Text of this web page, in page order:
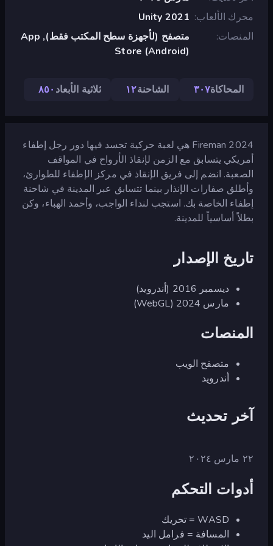
محرك الألعاب Unity 2021
المنصات
متصفح (لأجهزة سطح المكتب فقط), App
Store (Android)
المحاكاة٣٠٧ الشاحنة١٢ ثلاثية الأبعاد ٨٥٠
Fireman 2024 هي لعبة حركية تجسد فيها دور رجل إطفاء
أمريكي يتسابق مع الزمن لإنقاذ الأرواح في المواقف
الصعبة. انضم إلى فريق الإنقاذ في مركز الإطفاء للطوارئ،
وأطلق صفارات الإنذار بينما تتسابق عبر المدينة في شاحنة
إطفاء الخاصة بك. استجب لنداء الواجب، وأخمد الهباء، وكن
بطلاً أساسياً للمدينة.
تاريخ الإصدار
ديسمبر 2016 (أندرويد)
مارس 2024 (WebGL)
المنصات
متصفح الويب
أندرويد
آخر تحديث
٢٢ مارس ٢٠٢٤
أدوات التحكم
WASD = تحريك
المسافة = فرامل اليد